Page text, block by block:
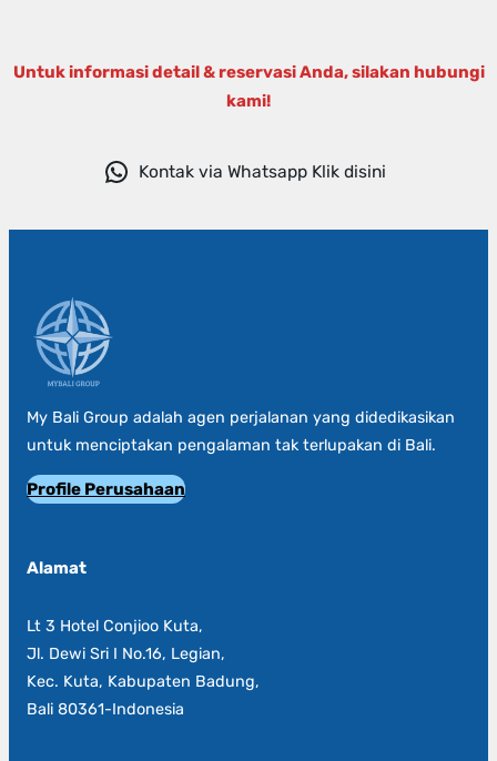
Untuk informasi detail & reservasi Anda, silakan hubungi
kami!
Kontak via Whatsapp Klik disini
My Bali Group adalah agen perjalanan yang didedikasikan
untuk menciptakan pengalaman tak terlupakan di Bali.
Profile Perusahaan
Alamat
Lt 3 Hotel Conjioo Kuta,
Jl. Dewi Sri I No.16, Legian,
Kec. Kuta, Kabupaten Badung,
Bali 80361-Indonesia